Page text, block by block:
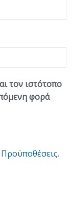
τον ιστότοπο
φορά
.